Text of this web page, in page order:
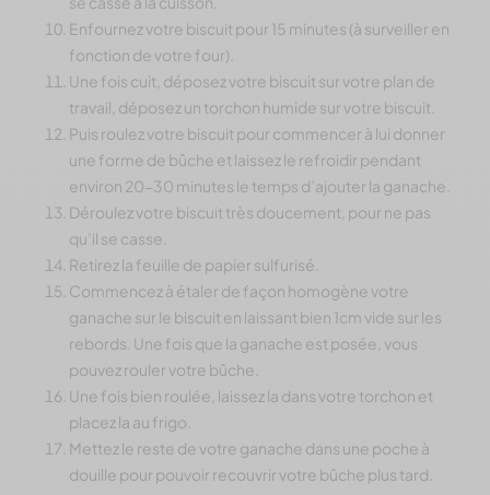
Enfournez votre biscuit pour 15 minutes (à surveiller en
fonction de votre four).
Une fois cuit, déposez votre biscuit sur votre plan de
travail, déposez un torchon humide sur votre biscuit.
Puis roulez votre biscuit pour commencer à lui donner
une forme de bûche et laissez le refroidir pendant
environ 20-30 minutes le temps d’ajouter la ganache.
Déroulez votre biscuit très doucement, pour ne pas
qu’il se casse.
Retirez la feuille de papier sulfurisé.
Commencez à étaler de façon homogène votre
ganache sur le biscuit en laissant bien 1cm vide sur les
rebords. Une fois que la ganache est posée, vous
pouvez rouler votre bûche.
Une fois bien roulée, laissez la dans votre torchon et
placez la au frigo.
Mettez le reste de votre ganache dans une poche à
douille pour pouvoir recouvrir votre bûche plus tard.